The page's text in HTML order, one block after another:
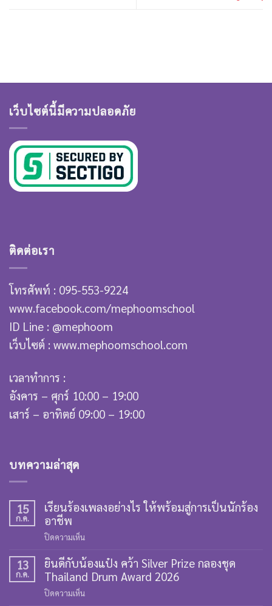
เว็บไซต์นี้มีความปลอดภัย
ติดต่อเรา
โทรศัพท์ : 095-553-9224
www.facebook.com/mephoomschool
ID Line : @mephoom
เว็บไซต์ : www.mephoomschool.com
เวลาทำการ :
อังคาร – ศุกร์ 10:00 – 19:00
เสาร์ – อาทิตย์ 09:00 – 19:00
บทความล่าสุด
15
ก.ค.
เรียนร้องเพลงอย่างไร ให้พร้อมสู่การเป็นนักร้อง
อาชีพ
ปิดความเห็น
ร้อง
เพลง
13
ก.ค.
ยินดีกับน้องแป๋ง คว้า Silver Prize กลองชุด
Thailand Drum Award 2026
ปิดความเห็น